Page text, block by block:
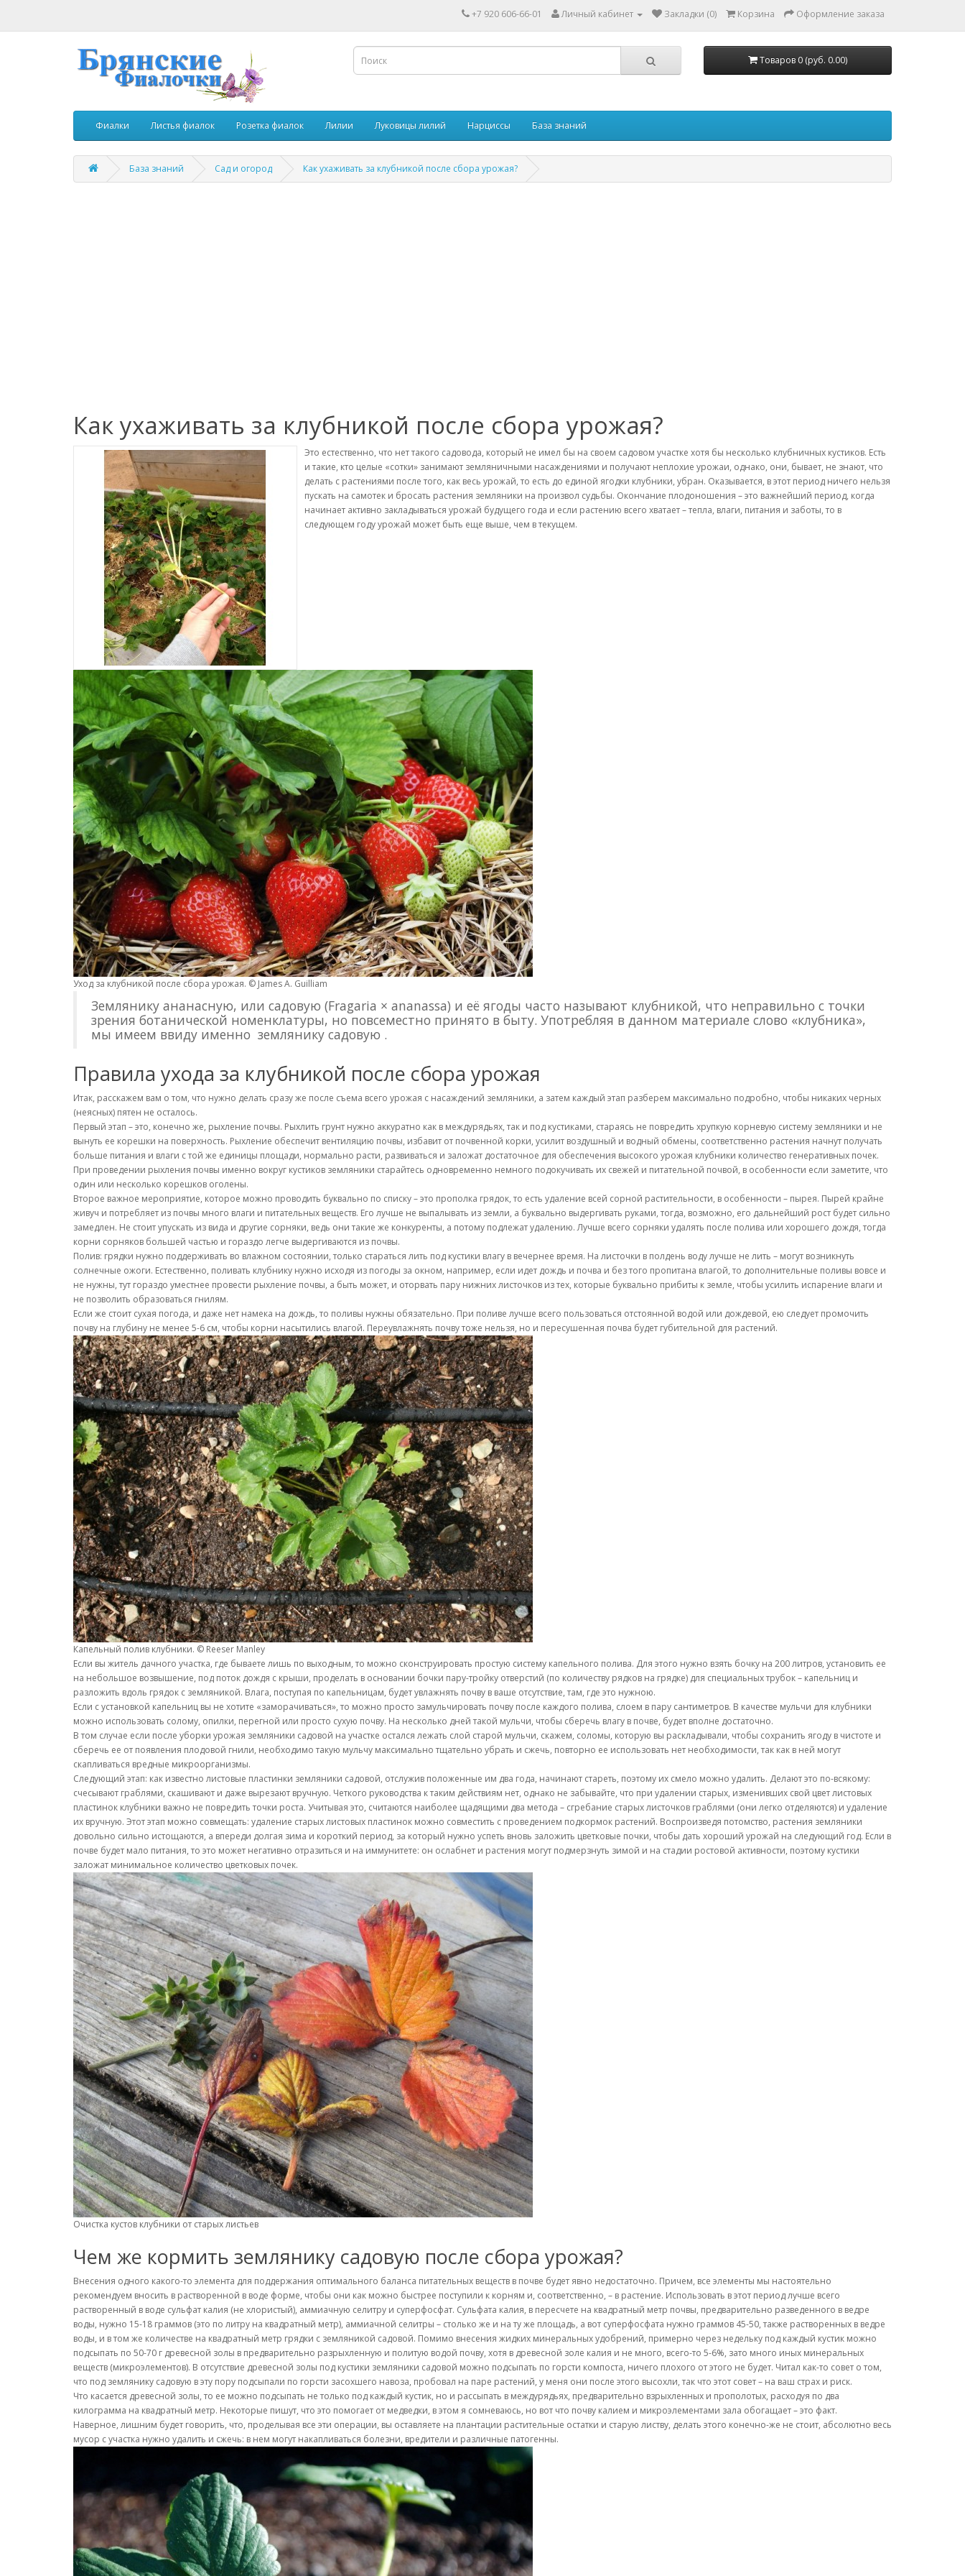
+7 920 606-66-01 Личный кабинет Закладки (0) Корзина Оформление заказа
Товаров 0 (руб. 0.00)
Фиалки Листья фиалок Розетка фиалок Лилии Луковицы лилий Нарциссы База знаний
База знаний Сад и огород Как ухаживать за клубникой после сбора урожая?
Как ухаживать за клубникой после сбора урожая?
Это естественно, что нет такого садовода, который не имел бы на своем садовом участке хотя бы несколько клубничных кустиков. Есть
и такие, кто целые «сотки» занимают земляничными насаждениями и получают неплохие урожаи, однако, они, бывает, не знают, что
делать с растениями после того, как весь урожай, то есть до единой ягодки клубники, убран. Оказывается, в этот период ничего нельзя
пускать на самотек и бросать растения земляники на произвол судьбы. Окончание плодоношения – это важнейший период, когда
начинает активно закладываться урожай будущего года и если растению всего хватает – тепла, влаги, питания и заботы, то в
следующем году урожай может быть еще выше, чем в текущем.
Уход за клубникой после сбора урожая. © James A. Guilliam
Землянику ананасную, или садовую (Fragaria × ananassa) и её ягоды часто называют клубникой, что неправильно с точки
зрения ботанической номенклатуры, но повсеместно принято в быту. Употребляя в данном материале слово «клубника»,
мы имеем ввиду именно землянику садовую .
Правила ухода за клубникой после сбора урожая
Итак, расскажем вам о том, что нужно делать сразу же после съема всего урожая с насаждений земляники, а затем каждый этап разберем максимально подробно, чтобы никаких черных
(неясных) пятен не осталось.
Первый этап – это, конечно же, рыхление почвы. Рыхлить грунт нужно аккуратно как в междурядьях, так и под кустиками, стараясь не повредить хрупкую корневую систему земляники и не
вынуть ее корешки на поверхность. Рыхление обеспечит вентиляцию почвы, избавит от почвенной корки, усилит воздушный и водный обмены, соответственно растения начнут получать
больше питания и влаги с той же единицы площади, нормально расти, развиваться и заложат достаточное для обеспечения высокого урожая клубники количество генеративных почек.
При проведении рыхления почвы именно вокруг кустиков земляники старайтесь одновременно немного подокучивать их свежей и питательной почвой, в особенности если заметите, что
один или несколько корешков оголены.
Второе важное мероприятие, которое можно проводить буквально по списку – это прополка грядок, то есть удаление всей сорной растительности, в особенности – пырея. Пырей крайне
живуч и потребляет из почвы много влаги и питательных веществ. Его лучше не выпалывать из земли, а буквально выдергивать руками, тогда, возможно, его дальнейший рост будет сильно
замедлен. Не стоит упускать из вида и другие сорняки, ведь они такие же конкуренты, а потому подлежат удалению. Лучше всего сорняки удалять после полива или хорошего дождя, тогда
корни сорняков большей частью и гораздо легче выдергиваются из почвы.
Полив: грядки нужно поддерживать во влажном состоянии, только стараться лить под кустики влагу в вечернее время. На листочки в полдень воду лучше не лить – могут возникнуть
солнечные ожоги. Естественно, поливать клубнику нужно исходя из погоды за окном, например, если идет дождь и почва и без того пропитана влагой, то дополнительные поливы вовсе и
не нужны, тут гораздо уместнее провести рыхление почвы, а быть может, и оторвать пару нижних листочков из тех, которые буквально прибиты к земле, чтобы усилить испарение влаги и
не позволить образоваться гнилям.
Если же стоит сухая погода, и даже нет намека на дождь, то поливы нужны обязательно. При поливе лучше всего пользоваться отстоянной водой или дождевой, ею следует промочить
почву на глубину не менее 5-6 см, чтобы корни насытились влагой. Переувлажнять почву тоже нельзя, но и пересушенная почва будет губительной для растений.
Капельный полив клубники. © Reeser Manley
Если вы житель дачного участка, где бываете лишь по выходным, то можно сконструировать простую систему капельного полива. Для этого нужно взять бочку на 200 литров, установить ее
на небольшое возвышение, под поток дождя с крыши, проделать в основании бочки пару-тройку отверстий (по количеству рядков на грядке) для специальных трубок – капельниц и
разложить вдоль грядок с земляникой. Влага, поступая по капельницам, будет увлажнять почву в ваше отсутствие, там, где это нужною.
Если с установкой капельниц вы не хотите «заморачиваться», то можно просто замульчировать почву после каждого полива, слоем в пару сантиметров. В качестве мульчи для клубники
можно использовать солому, опилки, перегной или просто сухую почву. На несколько дней такой мульчи, чтобы сберечь влагу в почве, будет вполне достаточно.
В том случае если после уборки урожая земляники садовой на участке остался лежать слой старой мульчи, скажем, соломы, которую вы раскладывали, чтобы сохранить ягоду в чистоте и
сберечь ее от появления плодовой гнили, необходимо такую мульчу максимально тщательно убрать и сжечь, повторно ее использовать нет необходимости, так как в ней могут
скапливаться вредные микроорганизмы.
Следующий этап: как известно листовые пластинки земляники садовой, отслужив положенные им два года, начинают стареть, поэтому их смело можно удалить. Делают это по-всякому:
счесывают граблями, скашивают и даже вырезают вручную. Четкого руководства к таким действиям нет, однако не забывайте, что при удалении старых, изменивших свой цвет листовых
пластинок клубники важно не повредить точки роста. Учитывая это, считаются наиболее щадящими два метода – сгребание старых листочков граблями (они легко отделяются) и удаление
их вручную. Этот этап можно совмещать: удаление старых листовых пластинок можно совместить с проведением подкормок растений. Воспроизведя потомство, растения земляники
довольно сильно истощаются, а впереди долгая зима и короткий период, за который нужно успеть вновь заложить цветковые почки, чтобы дать хороший урожай на следующий год. Если в
почве будет мало питания, то это может негативно отразиться и на иммунитете: он ослабнет и растения могут подмерзнуть зимой и на стадии ростовой активности, поэтому кустики
заложат минимальное количество цветковых почек.
Очистка кустов клубники от старых листьев
Чем же кормить землянику садовую после сбора урожая?
Внесения одного какого-то элемента для поддержания оптимального баланса питательных веществ в почве будет явно недостаточно. Причем, все элементы мы настоятельно
рекомендуем вносить в растворенной в воде форме, чтобы они как можно быстрее поступили к корням и, соответственно, – в растение. Использовать в этот период лучше всего
растворенный в воде сульфат калия (не хлористый), аммиачную селитру и суперфосфат. Сульфата калия, в пересчете на квадратный метр почвы, предварительно разведенного в ведре
воды, нужно 15-18 граммов (это по литру на квадратный метр), аммиачной селитры – столько же и на ту же площадь, а вот суперфосфата нужно граммов 45-50, также растворенных в ведре
воды, и в том же количестве на квадратный метр грядки с земляникой садовой. Помимо внесения жидких минеральных удобрений, примерно через недельку под каждый кустик можно
подсыпать по 50-70 г древесной золы в предварительно разрыхленную и политую водой почву, хотя в древесной золе калия и не много, всего-то 5-6%, зато много иных минеральных
веществ (микроэлементов). В отсутствие древесной золы под кустики земляники садовой можно подсыпать по горсти компоста, ничего плохого от этого не будет. Читал как-то совет о том,
что под землянику садовую в эту пору подсыпали по горсти засохшего навоза, пробовал на паре растений, у меня они после этого высохли, так что этот совет – на ваш страх и риск.
Что касается древесной золы, то ее можно подсыпать не только под каждый кустик, но и рассыпать в междурядьях, предварительно взрыхленных и прополотых, расходуя по два
килограмма на квадратный метр. Некоторые пишут, что это помогает от медведки, в этом я сомневаюсь, но вот что почву калием и микроэлементами зала обогащает – это факт.
Наверное, лишним будет говорить, что, проделывая все эти операции, вы оставляете на плантации растительные остатки и старую листву, делать этого конечно-же не стоит, абсолютно весь
мусор с участка нужно удалить и сжечь: в нем могут накапливаться болезни, вредители и различные патогенны.